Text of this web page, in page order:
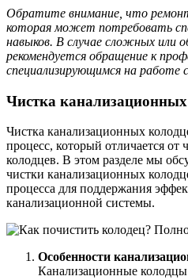
Обратите внимание, что
которая может потребовать
навыков. В случае сложных или
рекомендуется обращение к
специализирующимся на работе
Чистка
Чистка канализационных
процесс, который отличается
колодцев. В этом разделе мы
чистки канализационных
процесса для поддержания
канализационной системы.
Особенности
Канализационные колодцы